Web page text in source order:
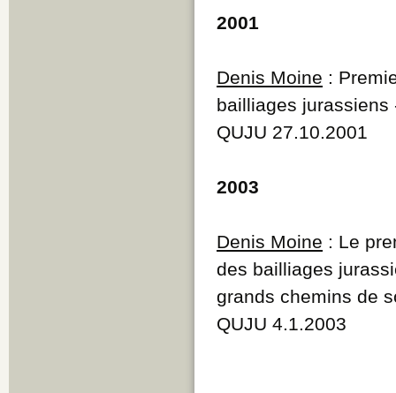
2001
Denis Moine :
bailliages jurassiens
QUJU 27.10.2001
2003
Denis Moine : Le
des bailliages
grands chemins de
QUJU 4.1.2003